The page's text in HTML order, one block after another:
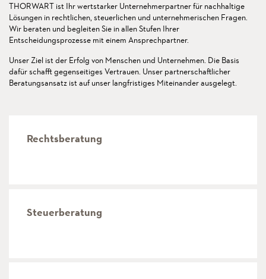
THORWART ist Ihr wertstarker Unternehmerpartner für nachhaltige
Lösungen in rechtlichen, steuerlichen und unternehmerischen Fragen.
Wir beraten und begleiten Sie in allen Stufen Ihrer
Entscheidungsprozesse mit einem Ansprechpartner.
Unser Ziel ist der Erfolg von Menschen und Unternehmen. Die Basis
dafür schafft gegenseitiges Vertrauen. Unser partnerschaftlicher
Beratungsansatz ist auf unser langfristiges Miteinander ausgelegt.
Rechtsberatung
Steuerberatung